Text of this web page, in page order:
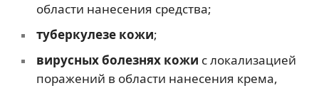
области нанесения средства;
туберкулезе кожи;
вирусных болезнях кожи с локализацией
поражений в области нанесения крема,